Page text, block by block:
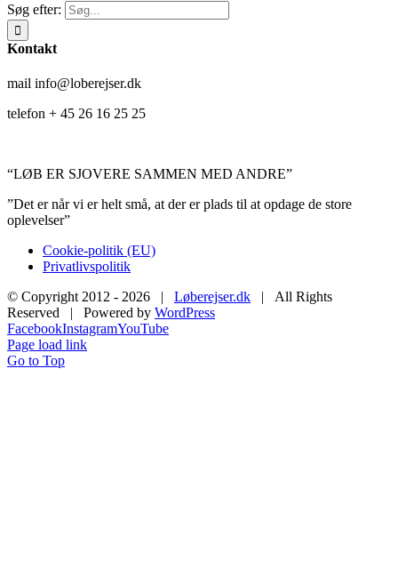
Søg efter:
Kontakt
mail info@loberejser.dk
telefon + 45 26 16 25 25
“LØB ER SJOVERE SAMMEN MED ANDRE”
”Det er når vi er helt små, at der er plads til at opdage de store
oplevelser”
Cookie-politik (EU)
Privatlivspolitik
© Copyright 2012 - 2026 | Løberejser.dk | All Rights
Reserved | Powered by WordPress
FacebookInstagramYouTube
Page load link
Go to Top